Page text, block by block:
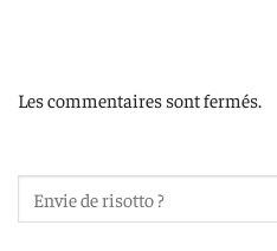
Les commentaires sont fermés.